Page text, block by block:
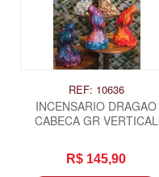
REF: 10636
INCENSARIO DRAGAO
CABECA GR VERTICAL
R$ 145,90